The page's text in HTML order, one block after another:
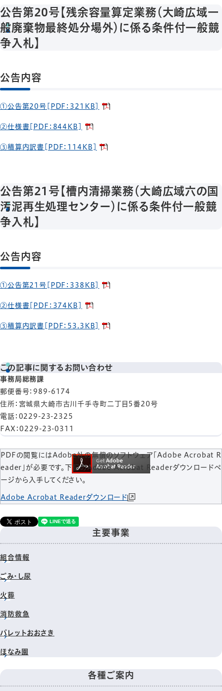
公告第20号【残余容量算定業務（大崎広域一
般廃棄物最終処分場外）に係る条件付一般競
争入札】
公告内容
①公告第20号[PDF：321KB]
②仕様書[PDF：844KB]
③積算内訳書[PDF：114KB]
公告第21号【槽内清掃業務（大崎広域六の国
汚泥再生処理センター）に係る条件付一般競
争入札】
公告内容
①公告第21号[PDF：338KB]
②仕様書[PDF：374KB]
③積算内訳書[PDF：53.3KB]
この記事に関するお問い合わせ
事務局総務課
郵便番号：989-6174
住所 ：宮城県大崎市古川千手寺町二丁目5番20号
電話 ：0229-23-2325
FAX ：0229-23-0311
PDFの閲覧にはAdobe社の無償のソフトウェア「Adobe Acrobat R
eader」が必要です。下記のAdobe Acrobat Readerダウンロードペ
ージから入手してください。
Adobe Acrobat Readerダウンロード
主要事業
組合情報
ごみ・し尿
火葬
消防救急
パレットおおさき
ほなみ園
各種ご案内